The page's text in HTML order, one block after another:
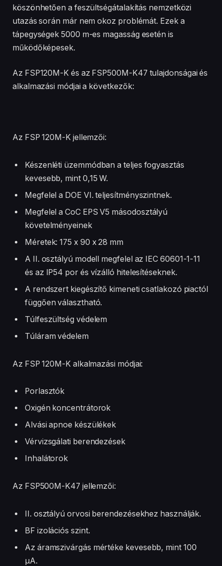
köszönhetően a feszültségátalakítás nemzetközi
utazás során már nem okoz problémát. Ezek a
tápegységek 5000 m-es magasság esetén is
működőképesek.
Az FSP120M-K és az FSP500M-K47 tulajdonságai és
alkalmazási módjai a következők:
Az FSP 120M-K jellemzői:
Készenléti üzemmódban a teljes fogyasztás
kevesebb, mint 0,15 W.
Megfelel a DOE VI. teljesítményszintnek.
Megfelel a CoC EPS V5 másodosztályú
követelményeinek
Méretek: 175 x 90 x 28 mm
A II. osztályú modell megfelel az IEC 60601-1-11
és az IP54 por és vízálló hitelesítéseknek.
A rendszert kiegészítő kimeneti csatlakozó piactól
függően választható.
Túlfeszültség védelem
Túláram védelem
Az FSP 120M-K alkalmazási módjai:
Porlasztók
Oxigén koncentrátorok
Alvási apnoe készülékek
Vérvizsgálati berendezések
Inhalátorok
Az FSP500M-K47 jellemzői:
II. osztályú orvosi berendezésekhez használják.
BF izolációs szint.
Az áramszivárgás mértéke kevesebb, mint 100
μA.